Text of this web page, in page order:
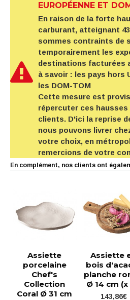
EUROPÉENNE ET
En raison de la forte
carburant, atteignant
sommes contraints de
temporairement les
destinations facturées
à savoir : les pays hors
les DOM-TOM
Cette mesure est
répercuter ces
clients. D'ici la reprise
nous pouvons livrer
votre choix, en
remercions de votre
En complément, nos clients ont
Assiette
porcelaine
Chef's
Collection
Coral Ø 31 cm
Assiette
bois
planche
Ø 14 cm (x
143,86€